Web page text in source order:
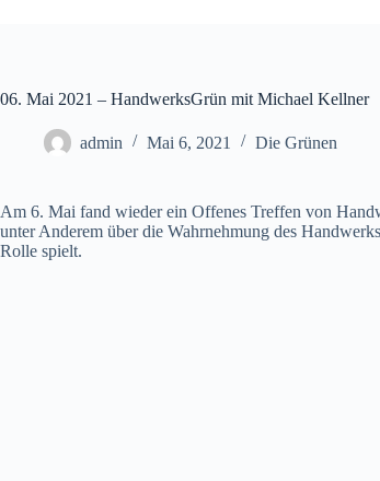
06. Mai 2021 – HandwerksGrün mit Michael Kellner
admin Mai 6, 2021 Die Grünen
Am 6. Mai fand wieder ein Offenes Treffen von
unter Anderem über die Wahrnehmung des
Rolle spielt.